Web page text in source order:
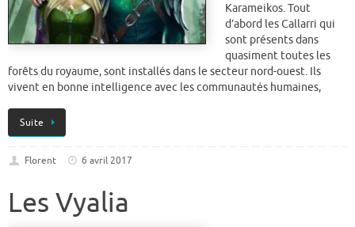
Karameikos. Tout
d’abord les Callarri qui
sont présents dans
quasiment toutes les
forêts du royaume, sont installés dans le secteur nord-ouest. Ils
vivent en bonne intelligence avec les communautés humaines,
Suite
Florent 6 avril 2017
Les Vyalia